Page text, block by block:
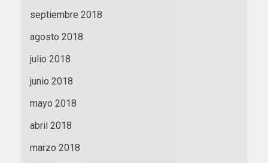
septiembre 2018
agosto 2018
julio 2018
junio 2018
mayo 2018
abril 2018
marzo 2018